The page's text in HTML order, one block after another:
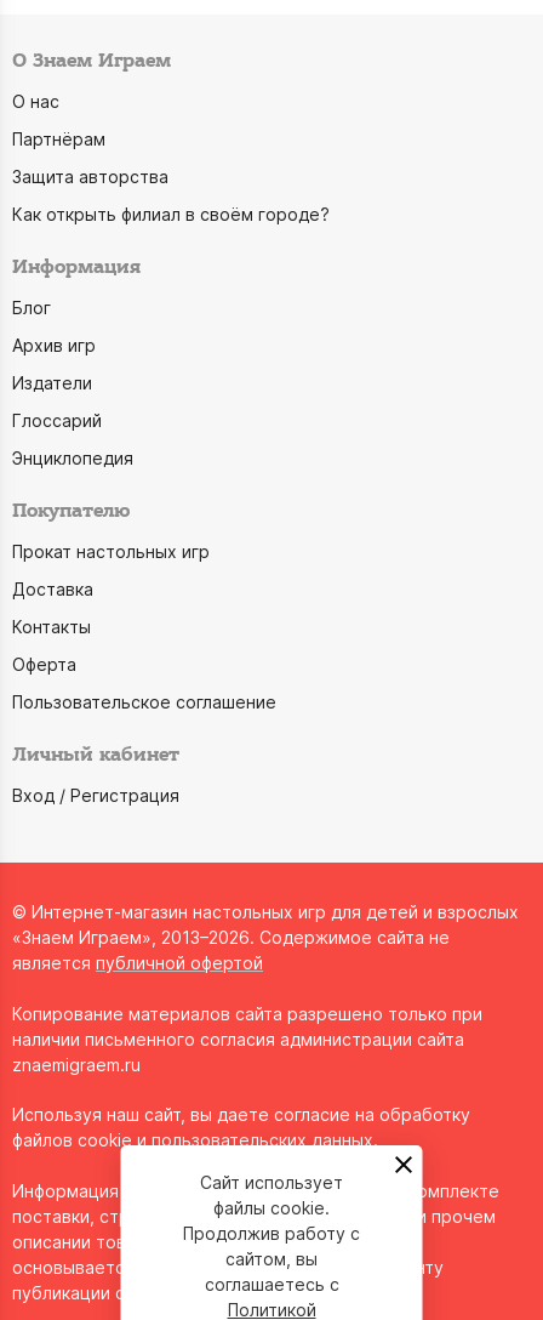
О Знаем Играем
О нас
Партнёрам
Защита авторства
Как открыть филиал в своём городе?
Информация
Блог
Архив игр
Издатели
Глоссарий
Энциклопедия
Покупателю
Прокат настольных игр
Доставка
Контакты
Оферта
Пользовательское соглашение
Личный кабинет
Вход / Регистрация
© Интернет-магазин настольных игр для детей и взрослых
«Знаем Играем», 2013–2026. Содержимое сайта не
является публичной офертой
Копирование материалов сайта разрешено только при
наличии письменного согласия администрации сайта
znaemigraem.ru
Используя наш сайт, вы даете согласие на обработку
файлов cookie и пользовательских данных.
Информация о технических характеристиках, комплекте
поставки, стране изготовления, внешнем виде и прочем
описании товара носит справочный характер и
основывается на последних доступных к моменту
публикации сведениях.
Сайт использует
файлы cookie.
Продолжив работу с
сайтом, вы
соглашаетесь с
Политикой